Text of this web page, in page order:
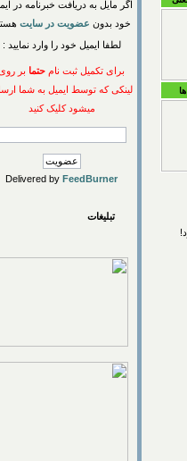
اگر مایل به دریافت خبرنامه در ایمیل
خود بدونعضویت در سایتهستید
لطفا ایمیل خود را وارد نمایید :
برای تکمیل ثبت نام حتمابر روی
لینکی که توسط ایمیل به شما ارسال
میشود کلیک کنید
Delivered byFeedBurner
تبلیغات